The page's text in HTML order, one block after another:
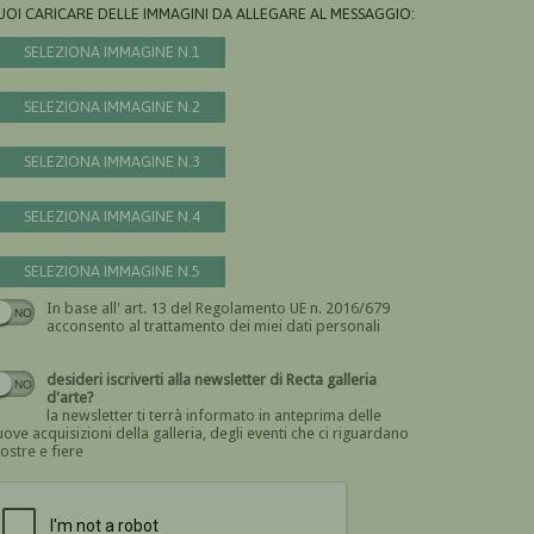
CARICARE DELLE IMMAGINI DA ALLEGARE AL MESSAGGIO:
SELEZIONA IMMAGINE N.1
SELEZIONA IMMAGINE N.2
SELEZIONA IMMAGINE N.3
SELEZIONA IMMAGINE N.4
SELEZIONA IMMAGINE N.5
In base all' art. 13 del Regolamento UE n. 2016/679
acconsento al trattamento dei miei dati personali
Devi dare il consenso
desideri iscriverti alla newsletter di Recta galleria
d'arte?
la newsletter ti terrà informato in anteprima delle
acquisizioni della galleria, degli eventi che ci riguardano
e fiere